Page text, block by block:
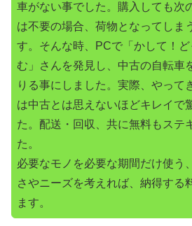
車がない事でした。購入しても次
は不要の場合、荷物となってしま
す。そんな時、PCで「かして！ど
む」さんを発見し、中古の自転車
りる事にしました。実際、やって
は中古とは思えないほどキレイで
た。配送・回収、共に無料もステ
た。
必要なモノを必要な期間だけ使う
さやニーズを考えれば、納得する
ます。